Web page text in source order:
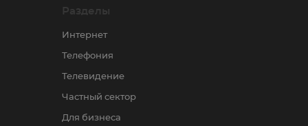
Разделы
Интернет
Телефония
Телевидение
Частный сектор
Для бизнеса